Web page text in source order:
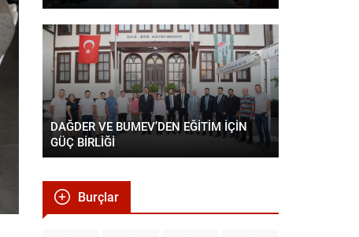
DAĞDER VE BUMEV’DEN EĞİTİM İÇİN
GÜÇ BİRLİĞİ
Burçlar